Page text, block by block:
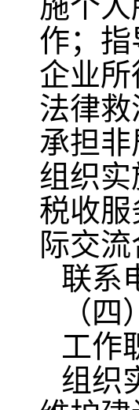
作；
企业
法律
承担
组织
税收
际交
联系
（
工作
组织